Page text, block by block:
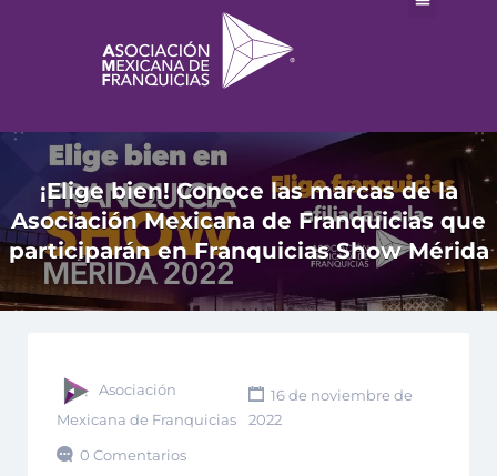
¡Elige bien! Conoce las marcas de la
Asociación Mexicana de Franquicias que
participarán en Franquicias Show Mérida
Asociación
Mexicana de Franquicias
16 de noviembre de
2022
0 Comentarios